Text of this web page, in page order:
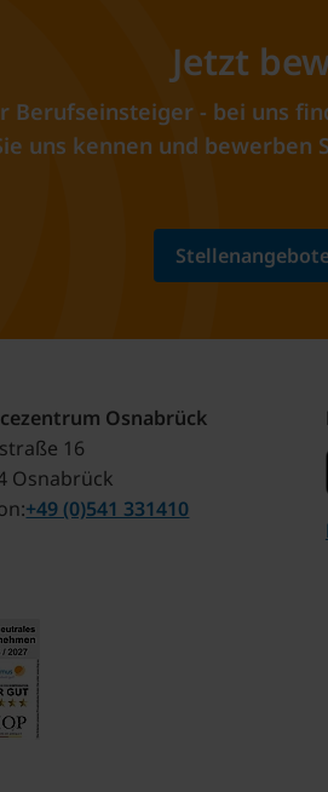
Jetzt
Berufseinsteiger - bei uns
uns kennen und bewerben
Osnabrück
16
Osnabrück
+49 (0)541 331410